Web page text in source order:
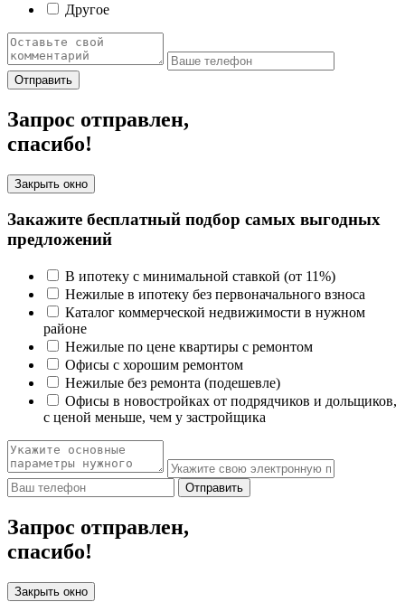
Другое
Отправить
Запрос отправлен,
спасибо!
Закрыть окно
Закажите бесплатный подбор самых выгодных
предложений
В ипотеку с минимальной ставкой (от 11%)
Нежилые в ипотеку без первоначального взноса
Каталог коммерческой недвижимости в нужном
районе
Нежилые по цене квартиры с ремонтом
Офисы с хорошим ремонтом
Нежилые без ремонта (подешевле)
Офисы в новостройках от подрядчиков и дольщиков,
с ценой меньше, чем у застройщика
Отправить
Запрос отправлен,
спасибо!
Закрыть окно